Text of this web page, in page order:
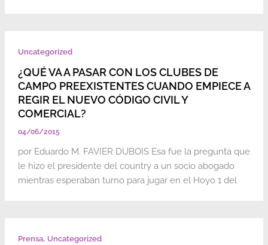
Uncategorized
¿QUÉ VA A PASAR CON LOS CLUBES DE
CAMPO PREEXISTENTES CUANDO EMPIECE A
REGIR EL NUEVO CÓDIGO CIVIL Y
COMERCIAL?
04/06/2015
por Eduardo M. FAVIER DUBOIS Esa fue la pregunta que
le hizo el presidente del country a un socio abogado
mientras esperaban turno para jugar en el Hoyo 1 del
Prensa, Uncategorized